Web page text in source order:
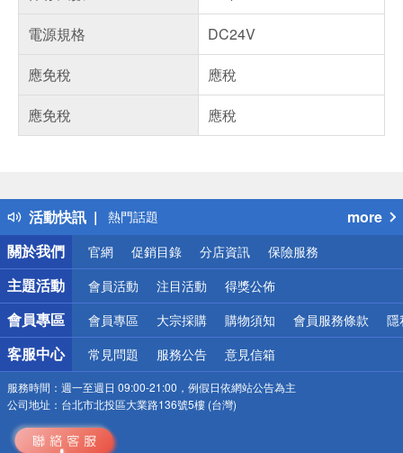
電源規格
DC24V
應免稅
應稅
應免稅
應稅
活動快訊
得獎公告
熱門話題
銀行優惠
偏遠地區配送
詐騙網頁！請小心！
more
關於我們
官網 促銷目錄 分店資訊 保險服務
主題活動 會員活動 注目活動 得獎公佈
會員專區 會員專區 大宗採購 購物須知 會員服務條款 隱
客服中心 常見問題 服務公告 意見信箱
服務時間： 週一至週日 09:00-21:00，例假日依網站公告為主
公司地址： 台北市北投區大業路136號5樓 (台灣)